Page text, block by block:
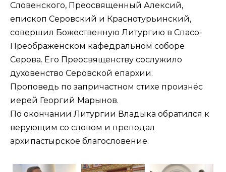
Словенского, Преосвященный Алексий,
епископ Серовский и Краснотурьинский,
совершил Божественную Литургию в Спасо-
Преображенском кафедральном соборе
Серова. Его Преосвященству сослужило
духовенство Серовской епархии.
Проповедь по запричастном стихе произнёс
иерей Георгий Марынов.
По окончании Литургии Владыка обратился к
верующим со словом и преподал
архипастырское благословение.